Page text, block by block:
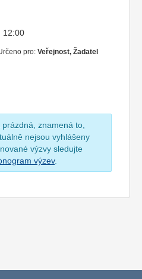
12:00
pro: Veřejnost, Žadatel
znamená to,
nejsou vyhlášeny
výzvy sledujte
výzev.